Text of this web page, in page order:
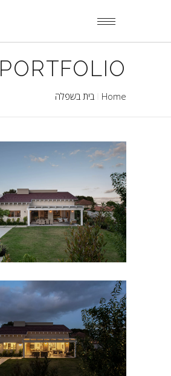
PORTFOLIO
Home בית בשפלה